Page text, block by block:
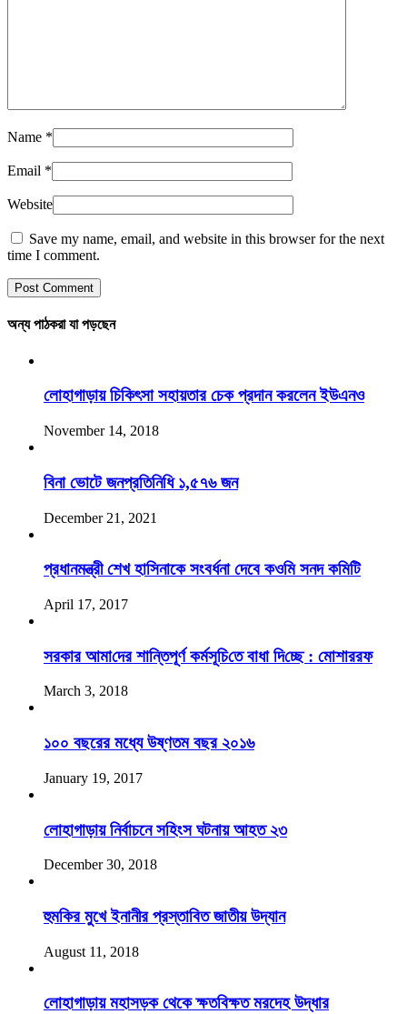
Name *
Email *
Website
Save my name, email, and website in this browser for the next
time I comment.
অন্য পাঠকরা যা পড়ছেন
লোহাগাড়ায় চিকিৎসা সহায়তার চেক প্রদান করলেন ইউএনও
November 14, 2018
বিনা ভোটে জনপ্রতিনিধি ১,৫৭৬ জন
December 21, 2021
প্রধানমন্ত্রী শেখ হাসিনাকে সংবর্ধনা দেবে কওমি সনদ কমিটি
April 17, 2017
সরকার আমা‌দের শান্তিপূর্ণ কর্মসূ‌চি‌তে বাধা দি‌চ্ছে : মোশ‌াররফ
March 3, 2018
১০০ বছরের মধ্যে উষ্ণতম বছর ২০১৬
January 19, 2017
লোহাগাড়ায় নির্বাচনে সহিংস ঘটনায় আহত ২৩
December 30, 2018
হুমকির মুখে ইনানীর প্রস্তাবিত জাতীয় উদ্যান
August 11, 2018
লোহাগাড়ায় মহাসড়ক থেকে ক্ষতবিক্ষত মরদেহ উদ্ধার